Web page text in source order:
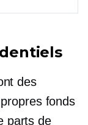
des
fonds
parts de